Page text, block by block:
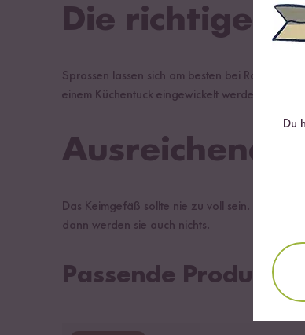
Die richtige
Sprossen lassen sich am besten bei
einem Küchentuck eingewickelt werden.
Ausreichend
Das Keimgefäß sollte nie zu voll sein. Als
dann werden sie auch nichts.
Passende Produkte
Du